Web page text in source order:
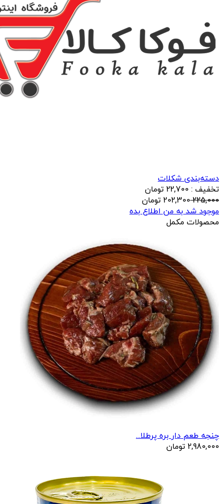
دسته‌بندی شکلات
تخفیف : 22,700 تومان
225,000
202,300 تومان
موجود شد به من اطلاع بده
محصولات مکمل
چنجه طعم دار بره پرطلا...
2,980,000 تومان